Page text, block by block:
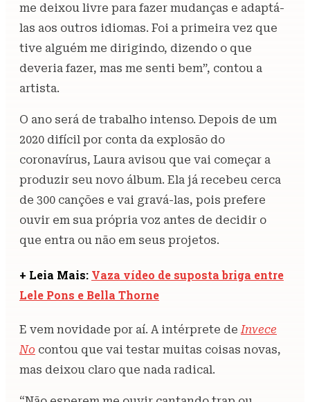
me deixou livre para fazer mudanças e adaptá-
las aos outros idiomas. Foi a primeira vez que
tive alguém me dirigindo, dizendo o que
deveria fazer, mas me senti bem”, contou a
artista.
O ano será de trabalho intenso. Depois de um
2020 difícil por conta da explosão do
coronavírus, Laura avisou que vai começar a
produzir seu novo álbum. Ela já recebeu cerca
de 300 canções e vai gravá-las, pois prefere
ouvir em sua própria voz antes de decidir o
que entra ou não em seus projetos.
+ Leia Mais: Vaza vídeo de suposta briga entre
Lele Pons e Bella Thorne
E vem novidade por aí. A intérprete deInvece
No contou que vai testar muitas coisas novas,
mas deixou claro que nada radical.